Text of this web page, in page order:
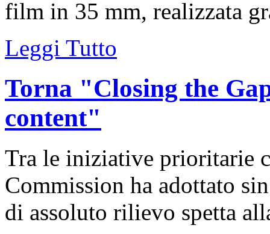
film in 35 mm, realizzata
Leggi Tutto
Torna "Closing the
content"
Tra le iniziative prioritarie
Commission ha adottato
di assoluto rilievo spetta